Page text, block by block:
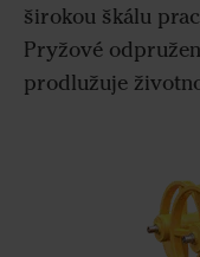
širokou škálu
Pryžové
prodlužuje